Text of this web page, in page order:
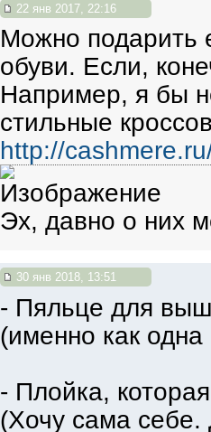
22 янв 2017, 22:16
Можно подарить
обуви. Если,
Например, я бы
стильные
http://
Эх, давно о них
30 янв 2018, 13:51
- Пяльце для
(именно как одна
- Плойка,
(Хочу сама